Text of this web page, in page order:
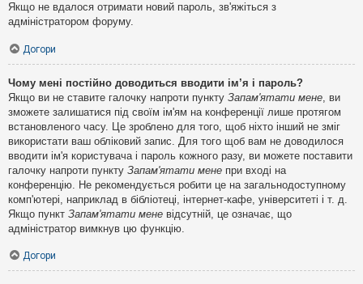
Якщо не вдалося отримати новий пароль, зв'яжіться з
адміністратором форуму.
Догори
Чому мені постійно доводиться вводити ім’я і пароль?
Якщо ви не ставите галочку напроти пункту Запам'ятати мене , ви
зможете залишатися під своїм ім'ям на конференції лише протягом
встановленого часу. Це зроблено для того, щоб ніхто інший не зміг
використати ваш обліковий запис. Для того щоб вам не доводилося
вводити ім'я користувача і пароль кожного разу, ви можете поставити
галочку напроти пункту Запам'ятати мене при вході на
конференцію. Не рекомендується робити це на загальнодоступному
комп'ютері, наприклад в бібліотеці, інтернет-кафе, університеті і т. д.
Якщо пункт Запам'ятати мене відсутній, це означає, що
адміністратор вимкнув цю функцію.
Догори